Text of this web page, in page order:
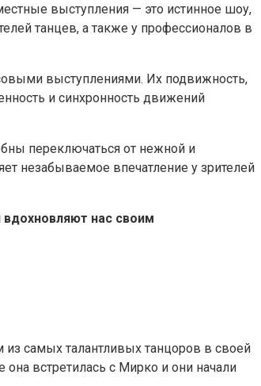
выступления — это истинное шоу,
танцев, а также у профессионалов в
выступлениями. Их подвижность,
и синхронность движений
переключаться от нежной и
незабываемое впечатление у зрителей
нас своим
самых талантливых танцоров в своей
она встретилась с Мирко и они начали